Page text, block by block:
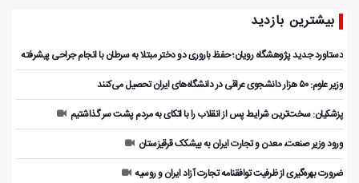
بیشترین بازدید
دستاورد جدید پژوهشگاه رویان؛ حفظ باروری دو دختر مبتلا به سرطان با انجام جراحی پیشرفته
وزیر علوم: ۵۰ هزار دانشجوی عراقی در دانشگاه‌های ایران تحصیل می‌کنند
پزشکیان: سخت‌ترین شرایط پس از انقلاب را با اتکای به مردم پشت سر گذاشتیم
ورود وزیر صنعت، معدن و تجارت ایران به بیشکک قرقیزستان
ضرورت بهره‌گیری از ظرفیت توافقنامه تجارت آزاد ایران و روسیه